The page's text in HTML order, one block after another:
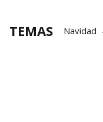
TEMAS Navidad